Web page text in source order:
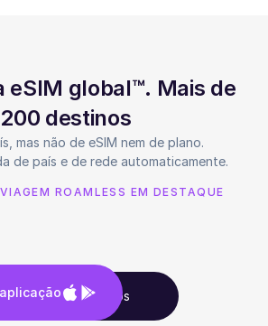
eSIM global™. Mais de
200 destinos
mas não de eSIM nem de plano.
de país e de rede automaticamente.
ROAMLESS EM DESTAQUE
Vê todos os destinos